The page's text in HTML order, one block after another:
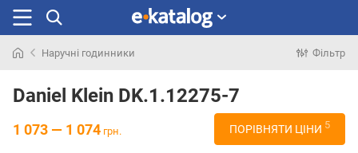
раніше
Наручні годинники Фільтр
Daniel Klein DK.1.12275-7
1 073 — 1 074 грн. ПОРІВНЯТИ ЦІНИ 5